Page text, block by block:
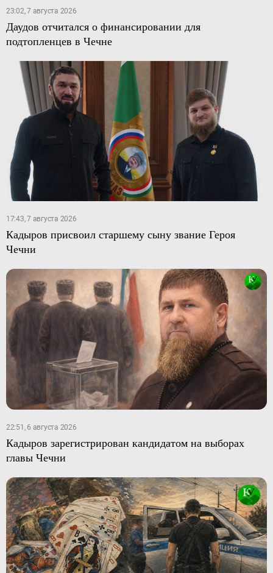
23:02, 7 августа 2026
Даудов отчитался о финансировании для
подтопленцев в Чечне
17:43, 7 августа 2026
Кадыров присвоил старшему сыну звание Героя
Чечни
22:51, 6 августа 2026
Кадыров зарегистрирован кандидатом на выборах
главы Чечни